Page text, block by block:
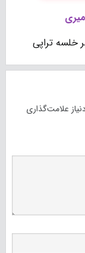
خلسه تراپی
علامت‌گذاری